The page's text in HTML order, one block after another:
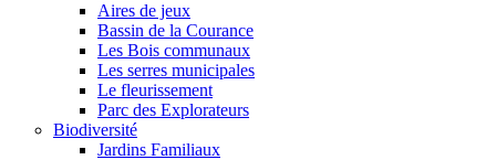
Aires de jeux
Bassin de la Courance
Les Bois communaux
Les serres municipales
Le fleurissement
Parc des Explorateurs
Biodiversité
Jardins Familiaux